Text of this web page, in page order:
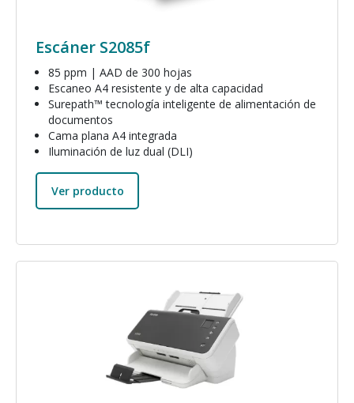
Escáner S2085f
85 ppm | AAD de 300 hojas
Escaneo A4 resistente y de alta capacidad
Surepath™ tecnología inteligente de alimentación de
documentos
Cama plana A4 integrada
Iluminación de luz dual (DLI)
Ver producto
Imagen